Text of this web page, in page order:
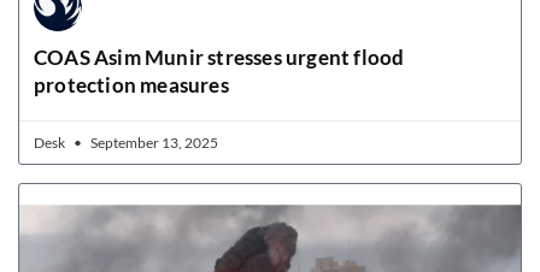
COAS Asim Munir stresses urgent flood
protection measures
Desk September 13, 2025